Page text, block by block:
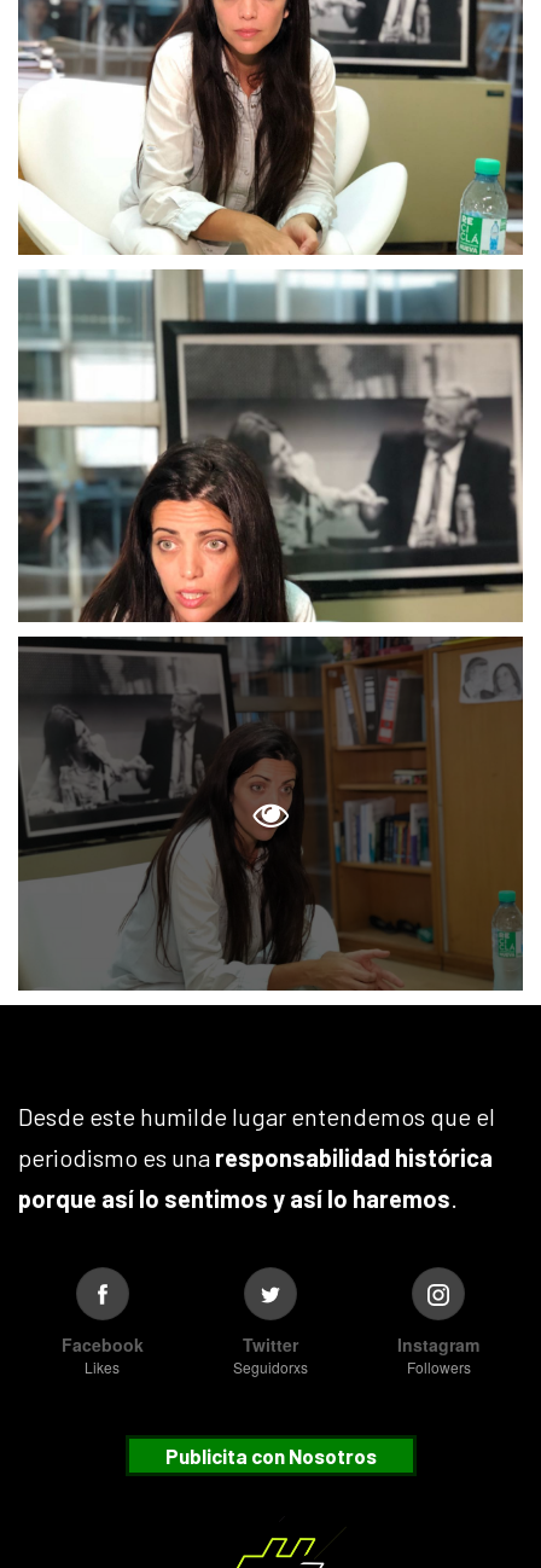
Desde este humilde lugar entendemos que el
periodismo es una responsabilidad histórica
porque así lo sentimos y así lo haremos.
Facebook
Likes
Twitter
Seguidorxs
Instagram
Followers
Publicita con Nosotros